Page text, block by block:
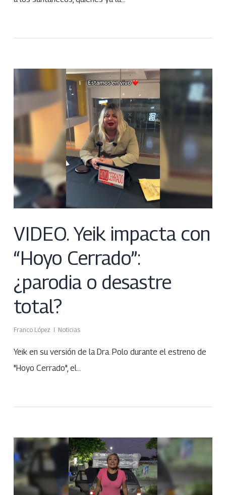
VIDEO. Yeik impacta con
“Hoyo Cerrado”:
¿parodia o desastre
total?
Franco López Noticias
Yeik en su versión de la Dra. Polo durante el estreno de
"Hoyo Cerrado", el…